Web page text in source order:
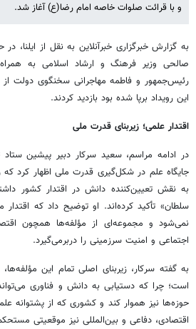
و با قرائت صلوات خاصه امام رضا(ع) آغاز شد.
به گزارش خبرگزاری خبرآنلاین به نقل از ایلنا،
صالحی وزیر فرهنگ و ارشاد اسلامی به
رئیس‌جمهور و فاطمه مهاجرانی سخنگوی دولت
این رویداد برپا شده بود بازدید کردند.
اقتدار علمی؛ زیربنای قدرت ملی
در ادامه مراسم، سعید سرکار دبیر پیشین ستاد
جایگاه علم در شکل‌گیری قدرت ملی اظهار کرد که
به نقش تعیین‌کننده دانش در اقتدار کشور
سلطان» تأکید کرده‌اند. او توضیح داد که
نمی‌شود و مجموعه‌ای از مؤلفه‌ها همچون
اجتماعی و امنیت سرزمینی را دربرمی‌گیرد.
به گفته سرکار، زیربنای اصلی تمام این
است؛ چرا که دستیابی به دانش و فناوری
حوزه‌ها نیز هموار کند و کشوری که از پشتوانه
اقتصادی، دفاعی و بین‌المللی نیز موقعیتی